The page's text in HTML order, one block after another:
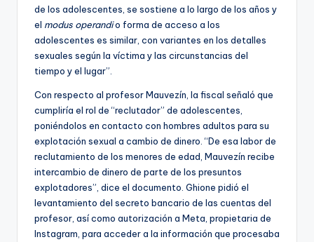
de los adolescentes, se sostiene a lo largo de los años y
el modus operandio forma de acceso a los
adolescentes es similar, con variantes en los detalles
sexuales según la víctima y las circunstancias del
tiempo y el lugar”.
Con respecto al profesor Mauvezín, la fiscal señaló que
cumpliría el rol de “reclutador” de adolescentes,
poniéndolos en contacto con hombres adultos para su
explotación sexual a cambio de dinero. “De esa labor de
reclutamiento de los menores de edad, Mauvezín recibe
intercambio de dinero de parte de los presuntos
explotadores”, dice el documento. Ghione pidió el
levantamiento del secreto bancario de las cuentas del
profesor, así como autorización a Meta, propietaria de
Instagram, para acceder a la información que procesaba